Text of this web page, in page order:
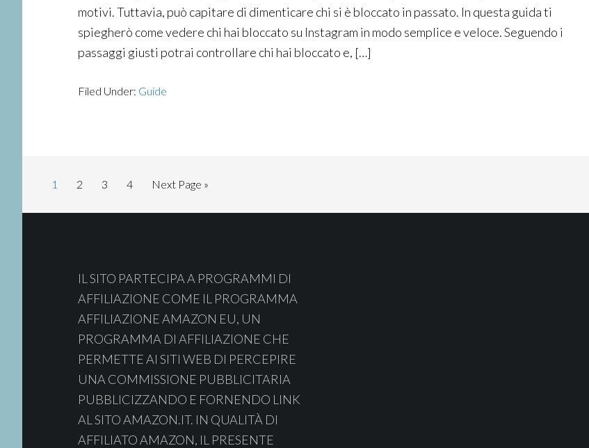
motivi. Tuttavia, può capitare di dimenticare chi si è bloccato in passato. In questa guida ti
spiegherò come vedere chi hai bloccato su Instagram in modo semplice e veloce. Seguendo i
passaggi giusti potrai controllare chi hai bloccato e, […]
Filed Under: Guide
Page
1 Page
2 Page
3 Page
4
Go
Next Page »
IL SITO PARTECIPA A PROGRAMMI DI
AFFILIAZIONE COME IL PROGRAMMA
AFFILIAZIONE AMAZON EU, UN
PROGRAMMA DI AFFILIAZIONE CHE
PERMETTE AI SITI WEB DI PERCEPIRE
UNA COMMISSIONE PUBBLICITARIA
PUBBLICIZZANDO E FORNENDO LINK
AL SITO AMAZON.IT. IN QUALITÀ DI
AFFILIATO AMAZON, IL PRESENTE